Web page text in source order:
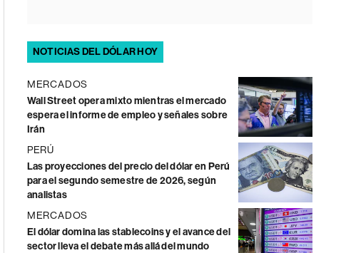
NOTICIAS DEL DÓLAR HOY
MERCADOS
Wall Street opera mixto mientras el mercado
espera el informe de empleo y señales sobre
Irán
PERÚ
Las proyecciones del precio del dólar en Perú
para el segundo semestre de 2026, según
analistas
MERCADOS
El dólar domina las stablecoins y el avance del
sector lleva el debate más allá del mundo